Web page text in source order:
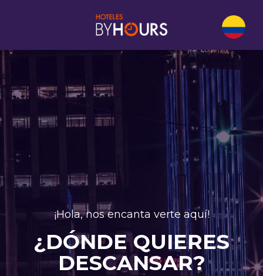
¡Hola, nos encanta verte aquí!
¿DÓNDE QUIERES
DESCANSAR?